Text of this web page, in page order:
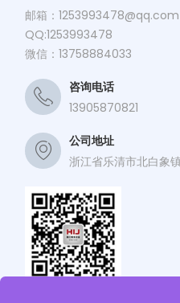
邮箱：1253993478@qq.com
QQ:1253993478
微信：13758884033
咨询电话
13905870821
公司地址
浙江省乐清市北白象